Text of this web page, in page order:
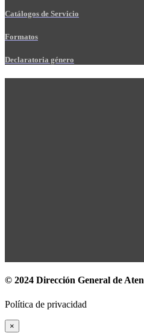
Catálogos de Servicio
Formatos
Declaratoria género
© 2024 Dirección General de
Política de privacidad
×